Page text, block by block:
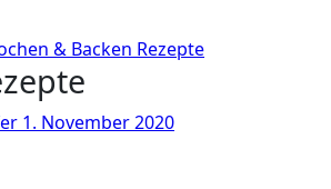
& Backen Rezepte
1. November 2020